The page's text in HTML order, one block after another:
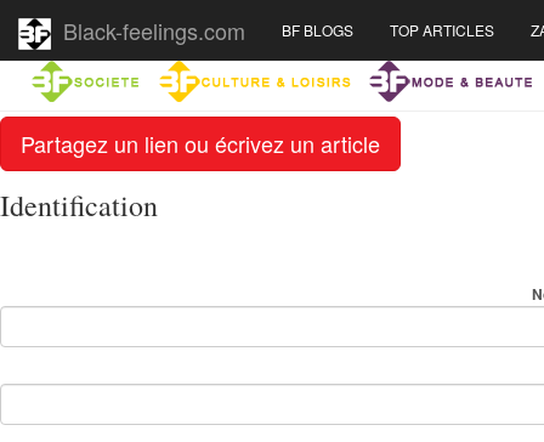
Partagez un lien ou écrivez un article
Black-feelings.com BF BLOGS TOP ARTICLES
Identification